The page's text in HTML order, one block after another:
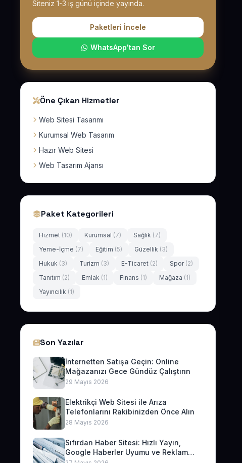
Siteniz 1-3 iş günü içinde yayında.
Paketleri İncele
WhatsApp'tan Sor
Öne Çıkan Hizmetler
Web Sitesi Tasarımı
Kurumsal Web Tasarım
Hazır Web Sitesi
Web Tasarım Ajansı
Paket Kategorileri
Hizmet (10) Kurumsal (7) Sağlık (7)
Yeme-İçme (7) Eğitim (5) Güzellik (3)
Hukuk (3) Turizm (3) E-Ticaret (2) Spor (2)
Tanıtım (2) Emlak (1) Finans (1) Mağaza (1)
Yayıncılık (1)
Son Yazılar
İnternetten Satışa Geçin: Online
Mağazanızı Gece Gündüz Çalıştırın
29 Mayıs 2026
Elektrikçi Web Sitesi ile Arıza
Telefonlarını Rakibinizden Önce Alın
28 Mayıs 2026
Sıfırdan Haber Sitesi: Hızlı Yayın,
Google Haberler Uyumu ve Reklam